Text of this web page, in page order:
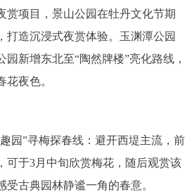
赏项目，景山公园在牡丹文化节期
打造沉浸式夜赏体验。玉渊潭公园
新增东北至“陶然牌楼”亮化路线，
花夜色。
”寻梅探春线：避开西堤主流，前
可于3月中旬欣赏梅花，随后观赏该
受古典园林静谧一角的春意。